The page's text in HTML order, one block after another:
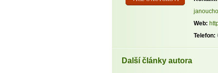
Web:
Telefon:
Další články autora